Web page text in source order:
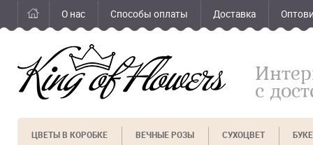
О нас Способы оплаты Доставка
с
ЦВЕТЫ В КОРОБКЕ ВЕЧНЫЕ РОЗЫ СУХОЦВЕТ